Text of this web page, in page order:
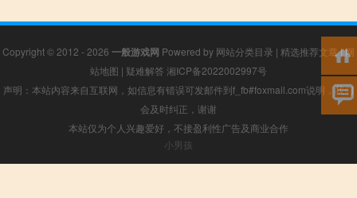
Copyright © 2012 - 2026 一般游戏网 Powered by 网站分类目录 | 精选推荐文章|网
站地图 | 疑难解答 湘ICP备2022002997号
声明：本站内容来自互联网，如信息有错误可发邮件到f_fb#foxmail.com说明，我们
会及时纠正，谢谢
本站仅为个人兴趣爱好，不接盈利性广告及商业合作
小男孩